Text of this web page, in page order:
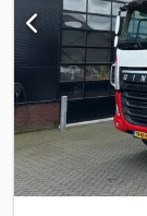
reguliavimas,